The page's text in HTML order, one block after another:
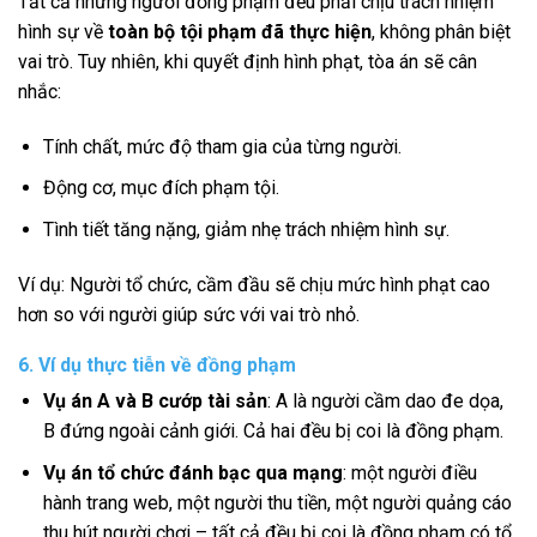
hình sự về toàn bộ tội phạm đã thực hiện, không phân biệt
vai trò. Tuy nhiên, khi quyết định hình phạt, tòa án sẽ cân
nhắc:
Tính chất, mức độ tham gia của từng người.
Động cơ, mục đích phạm tội.
Tình tiết tăng nặng, giảm nhẹ trách nhiệm hình sự.
Ví dụ: Người tổ chức, cầm đầu sẽ chịu mức hình phạt cao
hơn so với người giúp sức với vai trò nhỏ.
6. Ví dụ thực tiễn về đồng phạm
Vụ án A và B cướp tài sản: A là người cầm dao đe dọa,
B đứng ngoài cảnh giới. Cả hai đều bị coi là đồng phạm.
Vụ án tổ chức đánh bạc qua mạng: một người điều
hành trang web, một người thu tiền, một người quảng cáo